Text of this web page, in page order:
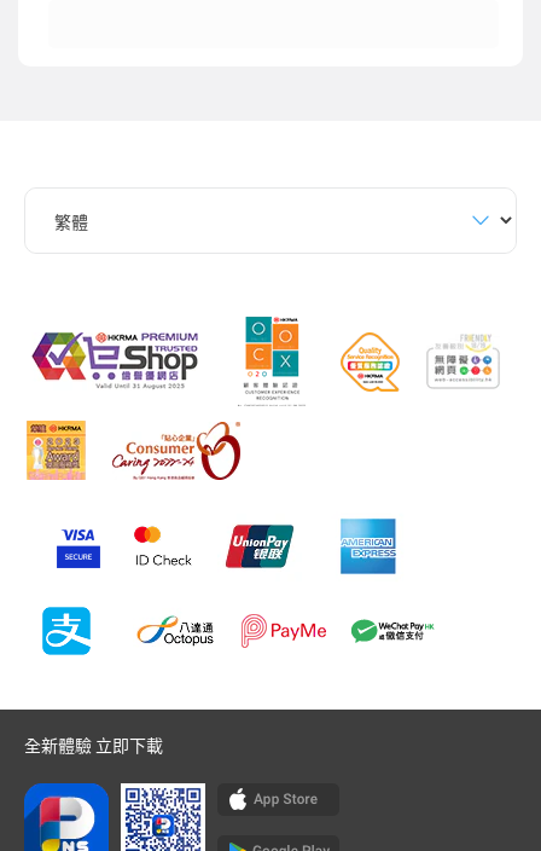
全新體驗 立即下載